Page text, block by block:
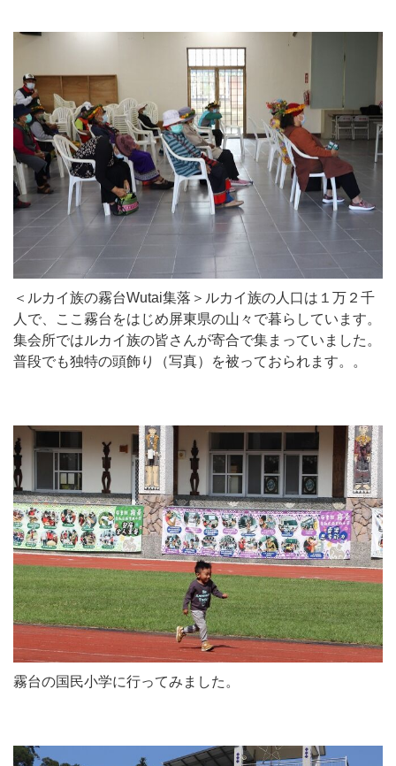
＜ルカイ族の霧台Wutai集落＞ルカイ族の人口は１万２千
人で、ここ霧台をはじめ屏東県の山々で暮らしています。
集会所ではルカイ族の皆さんが寄合で集まっていました。
普段でも独特の頭飾り（写真）を被っておられます。。
霧台の国民小学に行ってみました。